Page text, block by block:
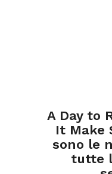
A Day to
It Make
sono le
tutte